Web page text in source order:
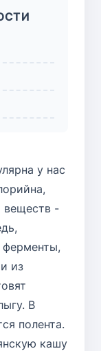
у нас
веществ -
ферменты,
из
В
полента.
кашу